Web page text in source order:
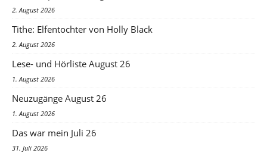
2. August 2026
Tithe: Elfentochter von Holly Black
2. August 2026
Lese- und Hörliste August 26
1. August 2026
Neuzugänge August 26
1. August 2026
Das war mein Juli 26
31. Juli 2026